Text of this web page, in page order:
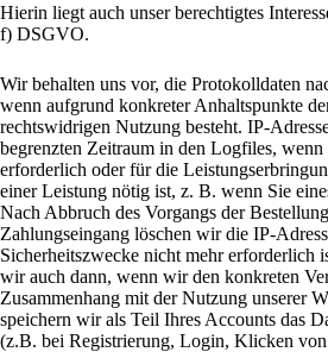
Hierin liegt auch unser berechtigtes
f) DSGVO.
Wir behalten uns vor, die Protokolldaten
wenn aufgrund konkreter Anhaltspunkte
rechtswidrigen Nutzung besteht. IP-
begrenzten Zeitraum in den Logfiles,
erforderlich oder für die
einer Leistung nötig ist, z. B. wenn Sie
Nach Abbruch des Vorgangs der
Zahlungseingang löschen wir die IP-
Sicherheitszwecke nicht mehr erforderlich
wir auch dann, wenn wir den konkreten
Zusammenhang mit der Nutzung unserer
speichern wir als Teil Ihres Accounts das
(z.B. bei Registrierung, Login, Klicken